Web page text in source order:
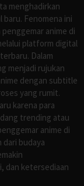
menghadirkan
baru. Fenomena ini
anime di
platform digital
Dalam
menjadi rujukan
dengan subtitle
yang rumit.
karena para
trending atau
anime di
dari budaya
dan ketersediaan